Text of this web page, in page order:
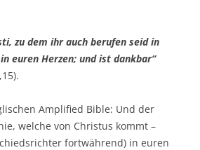
zu dem ihr auch berufen seid in
euren Herzen; und ist dankbar“
Amplified Bible: Und der
welche von Christus kommt –
fortwährend) in euren